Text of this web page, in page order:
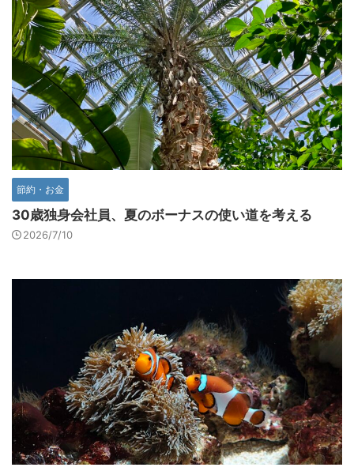
節約・お金
30歳独身会社員、夏のボーナスの使い道を考える
2026/7/10